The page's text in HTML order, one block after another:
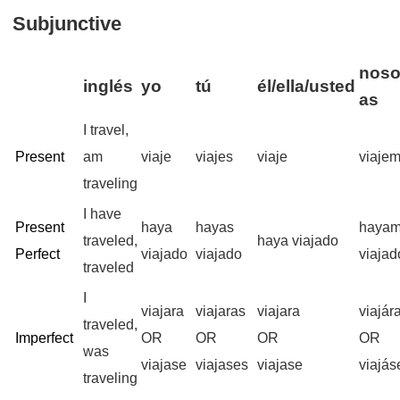
Subjunctive
inglés yo tú él/ella/usted
as
Present
I travel,
am
traveling
viaje viajes viaje
Present
Perfect
I have
traveled,
traveled
haya
viajado
hayas
viajado
haya viajado
Imperfect
traveled,
was
traveling
viajara
OR
viajase
viajaras
OR
viajases
viajara
OR
viajase
OR